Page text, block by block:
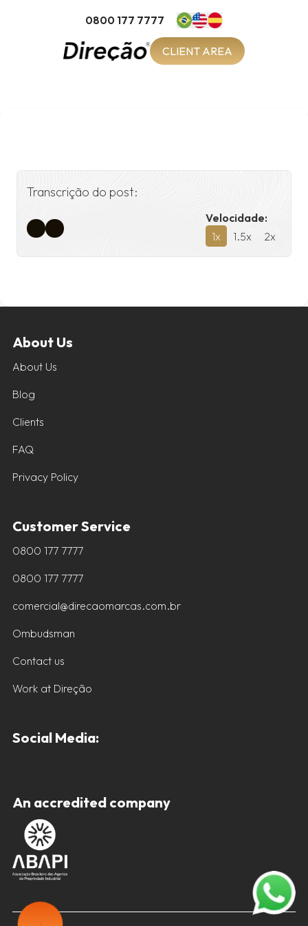
0800 177 7777
CLIENT AREA
Transcrição do post:
Velocidade:
1x 1.5x 2x
About Us
About Us
Blog
Clients
FAQ
Privacy Policy
Customer Service
0800 177 7777
0800 177 7777
comercial@direcaomarcas.com.br
Ombudsman
Contact us
Work at Direção
Social Media:
An accredited company